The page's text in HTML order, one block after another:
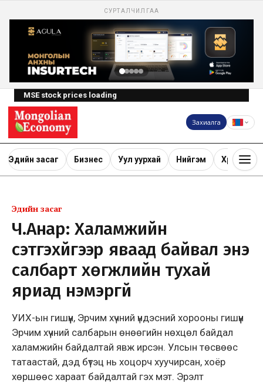
СУРТАЛЧИЛГАА
MSE stock prices loading
Захиалга
Эдийн засаг Бизнес Уул уурхай Нийгэм Хөрөнгө
Эдийн засаг
Ч.Анар: Халамжийн
сэтгэхүйгээр яваад байвал энэ
салбарт хөгжлийн тухай
яриад нэмэргүй
УИХ-ын гишүүн, Эрчим хүчний үндэсний хорооны гишүүн
Эрчим хүчний салбарын өнөөгийн нөхцөл байдал
халамжийн байдалтай явж ирсэн. Улсын төсвөөс
татаастай, дэд бүтэц нь хоцорч хуучирсан, хоёр
хөршөөс хараат байдалтай гэх мэт. Эрэлт